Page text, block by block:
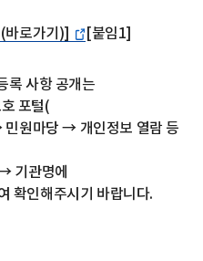
바로가기)] [붙임1]
록 사항 공개는
포털(
원마당 → 개인정보 열람 등
관명에
확인해주시기 바랍니다.